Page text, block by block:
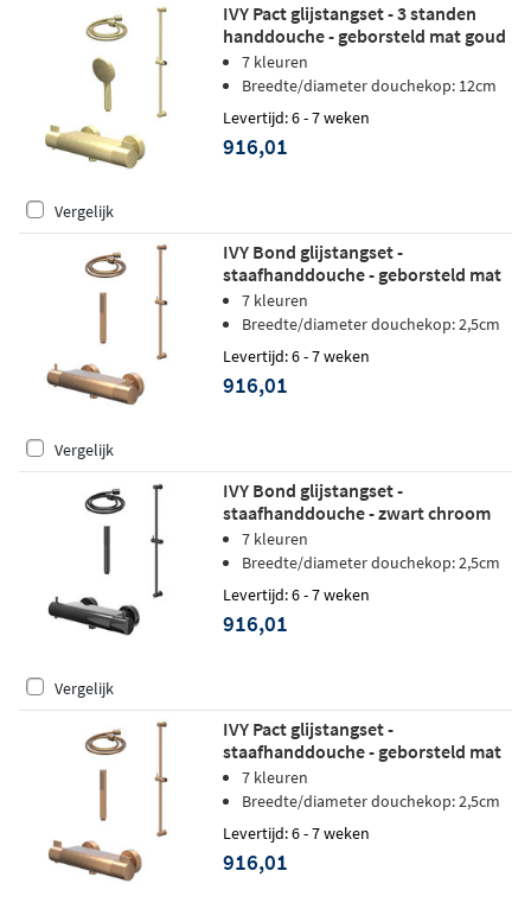
IVY Pact glijstangset - 3 standen
handdouche - geborsteld mat goud
PVD7 kleuren
Breedte/diameter douchekop: 12cm
Levertijd: 6 - 7 weken
916,01
Vergelijk
IVY Bond glijstangset -
staafhanddouche - geborsteld mat
koper PVD
7 kleuren
Breedte/diameter douchekop: 2,5cm
Levertijd: 6 - 7 weken
916,01
Vergelijk
IVY Bond glijstangset -
staafhanddouche - zwart chroom
PVD7 kleuren
Breedte/diameter douchekop: 2,5cm
Levertijd: 6 - 7 weken
916,01
Vergelijk
IVY Pact glijstangset -
staafhanddouche - geborsteld mat
koper PVD
7 kleuren
Breedte/diameter douchekop: 2,5cm
Levertijd: 6 - 7 weken
916,01